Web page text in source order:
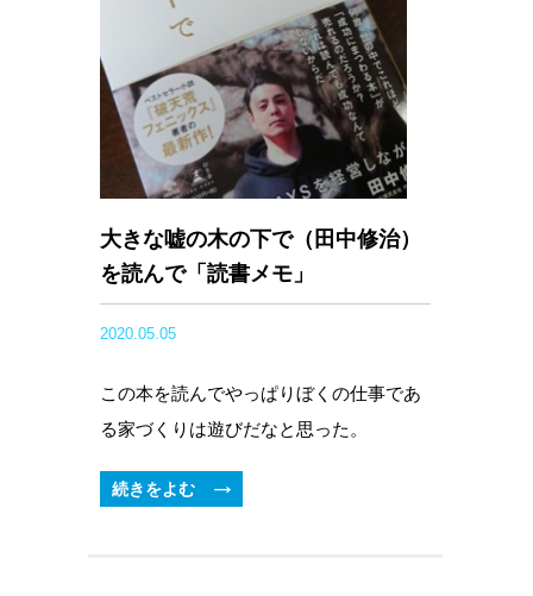
大きな嘘の木の下で（田中修治）
を読んで「読書メモ」
2020.05.05
この本を読んでやっぱりぼくの仕事であ
る家づくりは遊びだなと思った。
続きをよむ